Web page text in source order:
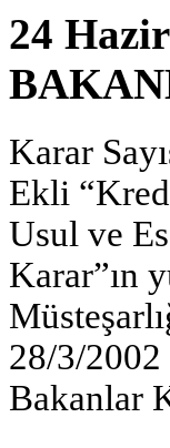
24
Karar
Ekli
Usul ve
Karar”ın
28/3/2002
Bakanlar